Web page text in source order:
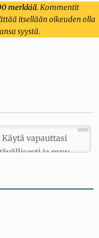
merkkiä. Kommentit
itsellään oikeuden olla
syystä.
1000